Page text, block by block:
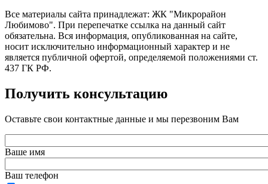
Все материалы сайта принадлежат: ЖК "Микрорайон
Любимово". При перепечатке ссылка на данный сайт
обязательна. Вся информация, опубликованная на сайте,
носит исключительно информационный характер и не
является публичной офертой, определяемой положениями ст.
437 ГК РФ.
Получить консультацию
Оставьте свои контактные данные и мы перезвоним Вам
Ваше имя
Ваш телефон